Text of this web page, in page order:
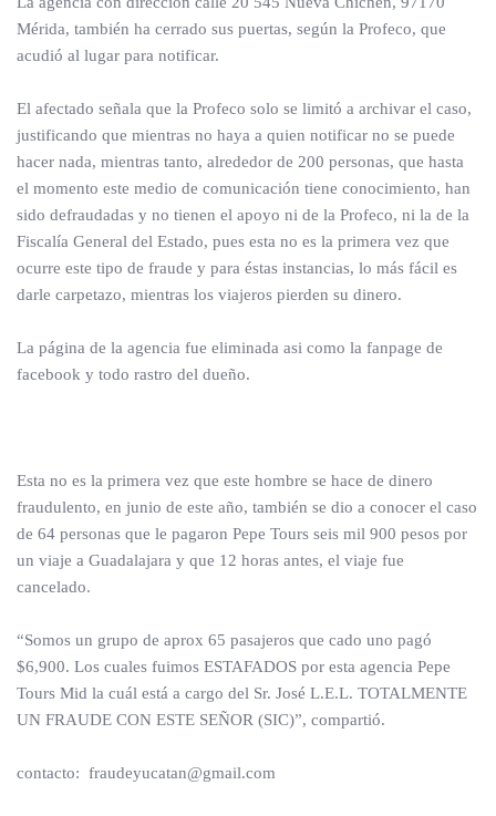
Mérida, también ha cerrado sus puertas, según la Profeco, que
acudió al lugar para notificar.
El afectado señala que la Profeco solo se limitó a archivar el caso,
justificando que mientras no haya a quien notificar no se puede
hacer nada, mientras tanto, alrededor de 200 personas, que hasta
el momento este medio de comunicación tiene conocimiento, han
sido defraudadas y no tienen el apoyo ni de la Profeco, ni la de la
Fiscalía General del Estado, pues esta no es la primera vez que
ocurre este tipo de fraude y para éstas instancias, lo más fácil es
darle carpetazo, mientras los viajeros pierden su dinero.
La página de la agencia fue eliminada asi como la fanpage de
facebook y todo rastro del dueño.
Esta no es la primera vez que este hombre se hace de dinero
fraudulento, en junio de este año, también se dio a conocer el caso
de 64 personas que le pagaron Pepe Tours seis mil 900 pesos por
un viaje a Guadalajara y que 12 horas antes, el viaje fue
cancelado.
“Somos un grupo de aprox 65 pasajeros que cado uno pagó
$6,900. Los cuales fuimos ESTAFADOS por esta agencia Pepe
Tours Mid la cuál está a cargo del Sr. José L.E.L. TOTALMENTE
UN FRAUDE CON ESTE SEÑOR (SIC)”, compartió.
contacto: fraudeyucatan@gmail.com